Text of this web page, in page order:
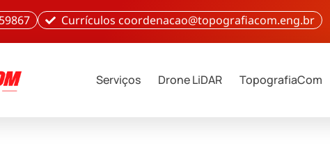
Currículos coordenacao@topografiacom.eng.br
Serviços Drone LiDAR TopografiaCom